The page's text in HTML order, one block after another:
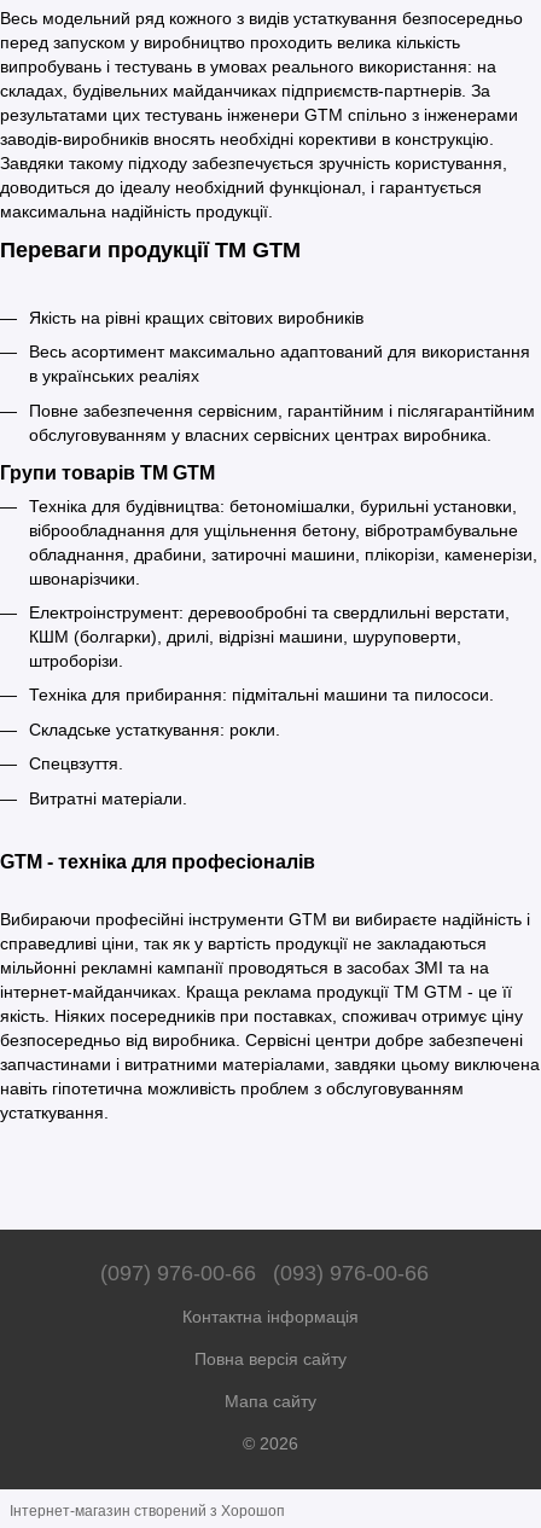
Весь модельний ряд кожного з видів устаткування безпосередньо
перед запуском у виробництво проходить велика кількість
випробувань і тестувань в умовах реального використання: на
складах, будівельних майданчиках підприємств-партнерів. За
результатами цих тестувань інженери GTM спільно з інженерами
заводів-виробників вносять необхідні корективи в конструкцію.
Завдяки такому підходу забезпечується зручність користування,
доводиться до ідеалу необхідний функціонал, і гарантується
максимальна надійність продукції.
Переваги продукції ТМ GTM
Якість на рівні кращих світових виробників
Весь асортимент максимально адаптований для використання
в українських реаліях
Повне забезпечення сервісним, гарантійним і післягарантійним
обслуговуванням у власних сервісних центрах виробника.
Групи товарів ТМ GTM
Техніка для будівництва: бетономішалки, бурильні установки,
віброобладнання для ущільнення бетону, вібротрамбувальне
обладнання, драбини, затирочні машини, плікорізи, каменерізи,
швонарізчики.
Електроінструмент: деревообробні та свердлильні верстати,
КШМ (болгарки), дрилі, відрізні машини, шуруповерти,
штроборізи.
Техніка для прибирання: підмітальні машини та пилососи.
Складське устаткування: рокли.
Спецвзуття.
Витратні матеріали.
GTM - техніка для професіоналів
Вибираючи професійні інструменти GTM ви вибираєте надійність і
справедливі ціни, так як у вартість продукції не закладаються
мільйонні рекламні кампанії проводяться в засобах ЗМІ та на
інтернет-майданчиках. Краща реклама продукції ТМ GTM - це її
якість. Ніяких посередників при поставках, споживач отримує ціну
безпосередньо від виробника. Сервісні центри добре забезпечені
запчастинами і витратними матеріалами, завдяки цьому виключена
навіть гіпотетична можливість проблем з обслуговуванням
устаткування.
(097) 976-00-66 (093) 976-00-66
Контактна інформація
Повна версія сайту
Мапа сайту
© 2026
Інтернет-магазин створений з Хорошоп